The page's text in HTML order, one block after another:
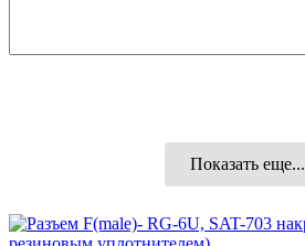
Показать еще...